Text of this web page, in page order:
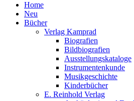
Home
Neu
Bücher
Verlag Kamprad
Biografien
Bildbiografien
Ausstellungskataloge
Instrumentenkunde
Musikgeschichte
Kinderbücher
E. Reinhold Verlag